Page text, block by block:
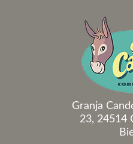
Granja
23, 24514